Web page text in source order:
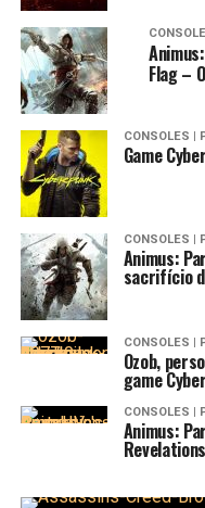
Flag –
CONSOLES |
Game
CONSOLES |
Animus:
sacrifício
CONSOLES |
Ozob,
game
CONSOLES |
Animus: